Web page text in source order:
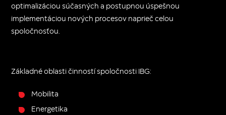
optimalizáciou súčasných a postupnou úspešnou
implementáciou nových procesov naprieč celou
spoločnosťou.
Základné oblasti činností spoločnosti IBG:
Mobilita
Energetika